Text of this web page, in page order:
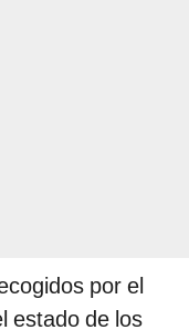
por el
estado de los